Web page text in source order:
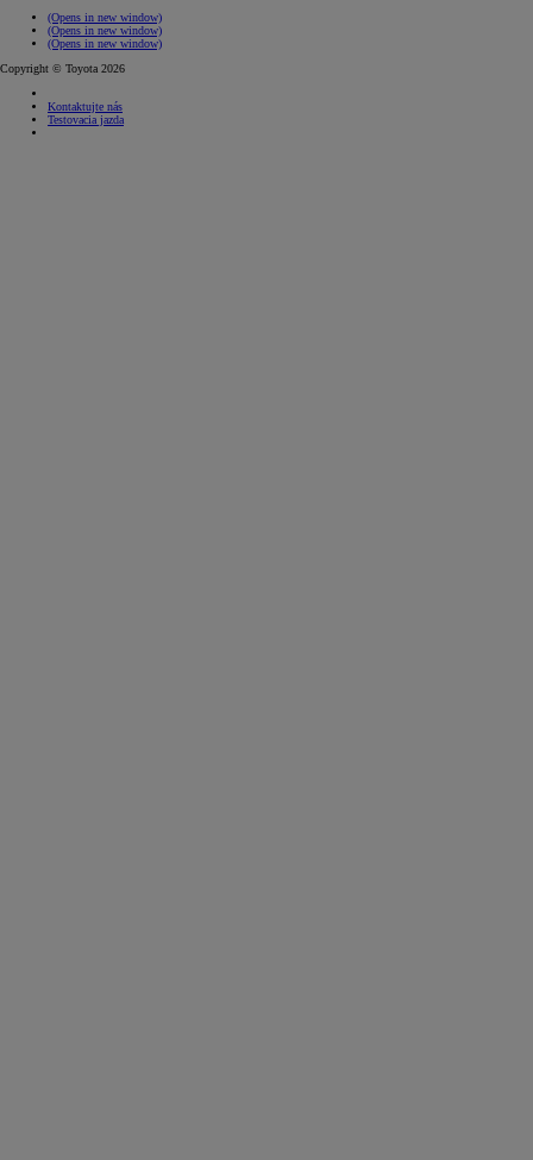
(Opens in new window)
(Opens in new window)
(Opens in new window)
Copyright © Toyota 2026
Kontaktujte nás
Testovacia jazda